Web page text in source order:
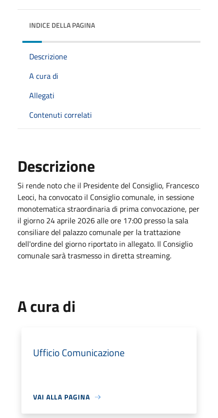
INDICE DELLA PAGINA
Descrizione
A cura di
Allegati
Contenuti correlati
Descrizione
Si rende noto che il Presidente del Consiglio, Francesco
Leoci, ha convocato il Consiglio comunale, in sessione
monotematica straordinaria di prima convocazione, per
il giorno 24 aprile 2026 alle ore 17:00 presso la sala
consiliare del palazzo comunale per la trattazione
dell'ordine del giorno riportato in allegato. Il Consiglio
comunale sarà trasmesso in diretta streaming.
A cura di
Ufficio Comunicazione
VAI ALLA PAGINA